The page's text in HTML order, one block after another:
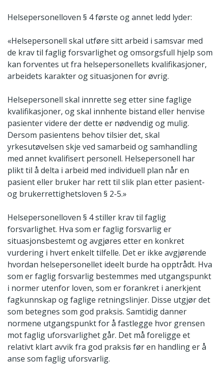
Helsepersonelloven § 4 første og annet ledd lyder:
«Helsepersonell skal utføre sitt arbeid i samsvar med
de krav til faglig forsvarlighet og omsorgsfull hjelp som
kan forventes ut fra helsepersonellets kvalifikasjoner,
arbeidets karakter og situasjonen for øvrig.
Helsepersonell skal innrette seg etter sine faglige
kvalifikasjoner, og skal innhente bistand eller henvise
pasienter videre der dette er nødvendig og mulig.
Dersom pasientens behov tilsier det, skal
yrkesutøvelsen skje ved samarbeid og samhandling
med annet kvalifisert personell. Helsepersonell har
plikt til å delta i arbeid med individuell plan når en
pasient eller bruker har rett til slik plan etter pasient-
og brukerrettighetsloven § 2-5.»
Helsepersonelloven § 4 stiller krav til faglig
forsvarlighet. Hva som er faglig forsvarlig er
situasjonsbestemt og avgjøres etter en konkret
vurdering i hvert enkelt tilfelle. Det er ikke avgjørende
hvordan helsepersonellet ideelt burde ha opptrådt. Hva
som er faglig forsvarlig bestemmes med utgangspunkt
i normer utenfor loven, som er forankret i anerkjent
fagkunnskap og faglige retningslinjer. Disse utgjør det
som betegnes som god praksis. Samtidig danner
normene utgangspunkt for å fastlegge hvor grensen
mot faglig uforsvarlighet går. Det må foreligge et
relativt klart avvik fra god praksis før en handling er å
anse som faglig uforsvarlig.